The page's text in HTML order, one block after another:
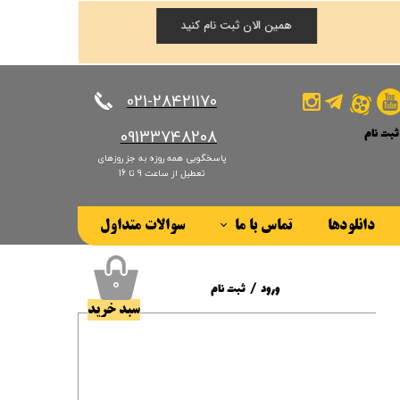
​​​​​​​021-28421170
​​​​​​​09133748208
پاسخگویی همه روزه به جز روزهای
تعطیل از ساعت 9 تا 16
دانلودها تماس با ما سوالات متداول
ثبت نام
من
واژه
همین الان ثبت نام کنید
۰
سبد خرید
ورود / ثبت نام
حساب کاربری من